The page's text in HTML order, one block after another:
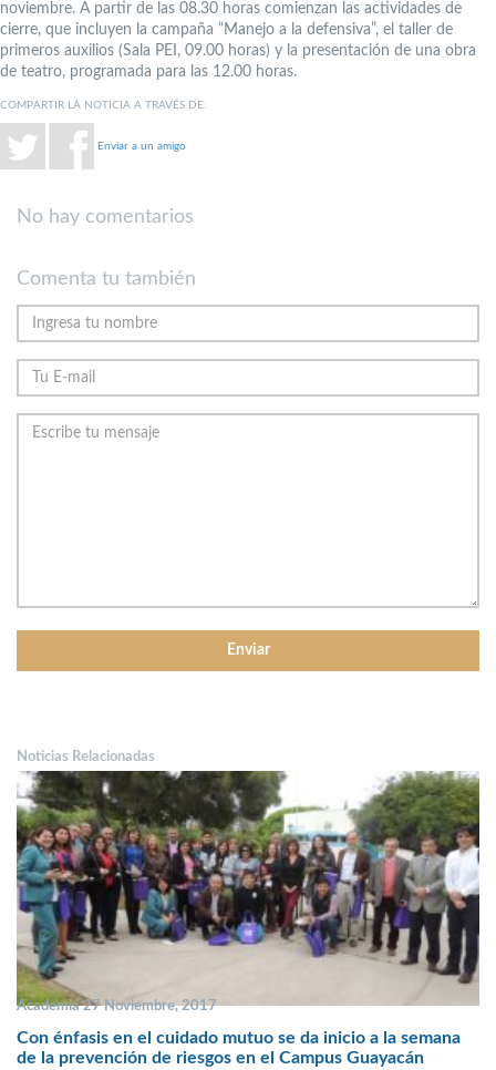
noviembre. A partir de las 08.30 horas comienzan las actividades de
cierre, que incluyen la campaña “Manejo a la defensiva”, el taller de
primeros auxilios (Sala PEI, 09.00 horas) y la presentación de una obra
de teatro, programada para las 12.00 horas.
COMPARTIR LA NOTICIA A TRAVÉS DE:
Enviar a un amigo
No hay comentarios
Comenta tu también
Noticias Relacionadas
Academia 27 Noviembre, 2017
Con énfasis en el cuidado mutuo se da inicio a la semana
de la prevención de riesgos en el Campus Guayacán